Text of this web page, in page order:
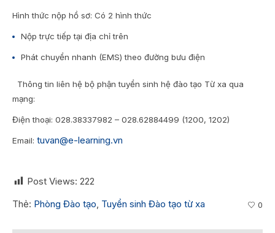
Hình thức nộp hồ sơ: Có 2 hình thức
Nộp trực tiếp tại địa chỉ trên
Phát chuyển nhanh (EMS) theo đường bưu điện
Thông tin liên hệ bộ phận tuyển sinh hệ đào tạo Từ xa qua
mạng:
Điện thoại: 028.38337982 – 028.62884499 (1200, 1202)
Email: tuvan@e-learning.vn
Post Views: 222
Thẻ: Phòng Đào tạo, Tuyển sinh Đào tạo từ xa 0